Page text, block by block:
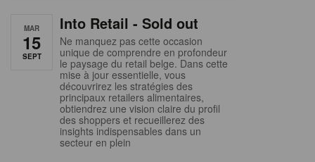
MAR
15
SEPT
Into Retail - Sold out
Ne manquez pas cette occasion
unique de comprendre en profondeur
le paysage du retail belge. Dans cette
mise à jour essentielle, vous
découvrirez les stratégies des
principaux retailers alimentaires,
obtiendrez une vision claire du profil
des shoppers et recueillerez des
insights indispensables dans un
secteur en plein